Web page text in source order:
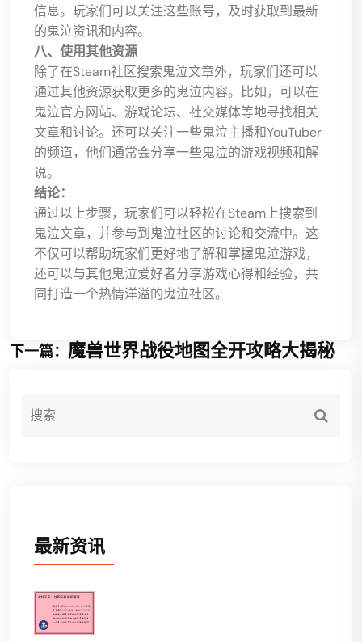
信息。玩家们可以关注这些账号，及时获取到最新
的鬼泣资讯和内容。
八、使用其他资源
除了在Steam社区搜索鬼泣文章外，玩家们还可以
通过其他资源获取更多的鬼泣内容。比如，可以在
鬼泣官方网站、游戏论坛、社交媒体等地寻找相关
文章和讨论。还可以关注一些鬼泣主播和YouTuber
的频道，他们通常会分享一些鬼泣的游戏视频和解
说。
结论：
通过以上步骤，玩家们可以轻松在Steam上搜索到
鬼泣文章，并参与到鬼泣社区的讨论和交流中。这
不仅可以帮助玩家们更好地了解和掌握鬼泣游戏，
还可以与其他鬼泣爱好者分享游戏心得和经验，共
同打造一个热情洋溢的鬼泣社区。
下一篇： 魔兽世界战役地图全开攻略大揭秘
最新资讯